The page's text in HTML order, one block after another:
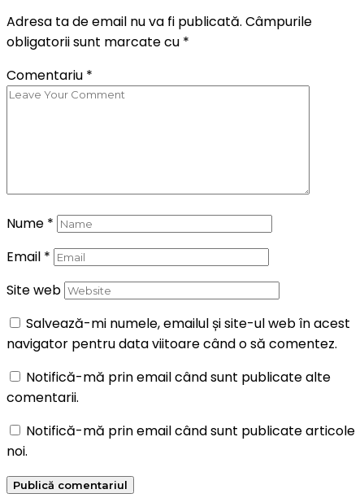
Adresa ta de email nu va fi publicată. Câmpurile
obligatorii sunt marcate cu *
Comentariu *
Nume *
Email *
Site web
Salvează-mi numele, emailul și site-ul web în acest
navigator pentru data viitoare când o să comentez.
Notifică-mă prin email când sunt publicate alte
comentarii.
Notifică-mă prin email când sunt publicate articole
noi.